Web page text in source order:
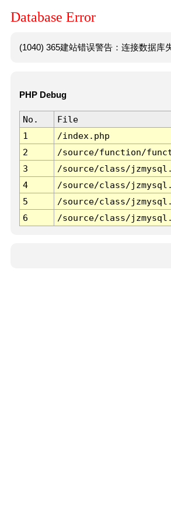
Database Error
(1040) 365建站错误警告：连接数据库
PHP Debug
No. File
1
/index.php
2
/source/function/
3
/source/class/
4
/source/class/
5
/source/class/
6
/source/class/